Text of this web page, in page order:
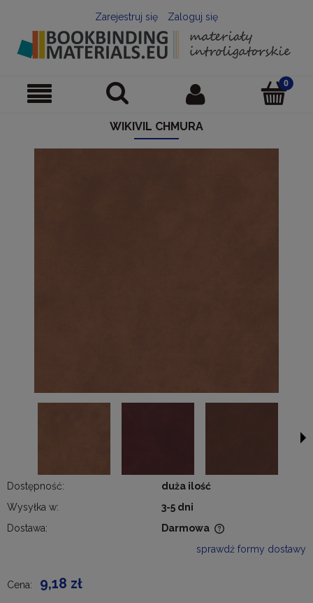
Zarejestruj się Zaloguj się
WIKIVIL CHMURA
Dostępność:
duża ilość
Wysyłka w:
3-5 dni
Dostawa:
Darmowa
sprawdź formy dostawy
Cena: 9,18 zł